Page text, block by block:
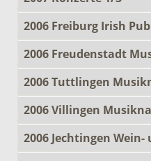
2006 Freiburg Irish Pub
2006 Freudenstadt
2006 Tuttlingen
2006 Villingen
2006 Jechtingen